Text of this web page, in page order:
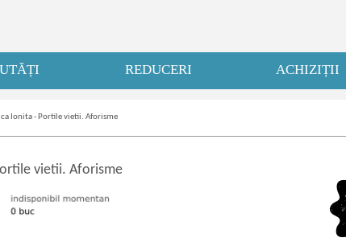
REDUCERI ACHIZIȚII
Ionita - Portile vietii. Aforisme
vietii. Aforisme